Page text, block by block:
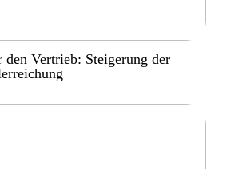
Vertrieb: Steigerung der